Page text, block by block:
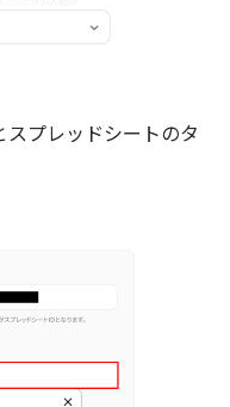
プレッドシートのタ